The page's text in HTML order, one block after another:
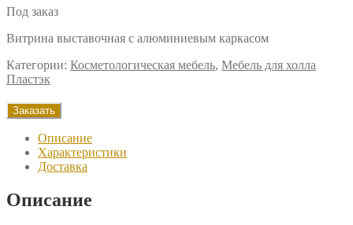
Под заказ
Витрина выставочная с алюминиевым каркасом
Категории: Косметологическая мебель, Мебель для холла
Пластэк
Заказать
Описание
Характеристики
Доставка
Описание